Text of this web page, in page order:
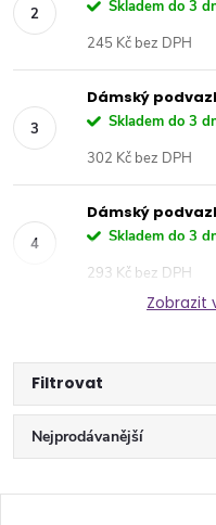
Skladem do 3
245 Kč bez DPH
Dámský
Skladem do 3
302 Kč bez DPH
Dámský
Skladem do 3
293 Kč bez DPH
Zobrazit
Filtrovat
Ř
a
Nejprodávanější